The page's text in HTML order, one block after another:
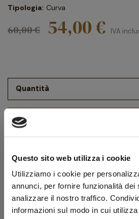
Questo sito web utilizza i cookie
Utilizziamo i cookie per
annunci, per fornire funzionalità dei
analizzare il nostro traffico.
informazioni sul modo in cui
Tipologia: Curva
60,00 € 54,00 € IVA
Quantità
Scheda tecnica
Modello
Lady
Forma
Bent
Tipologia
Curva